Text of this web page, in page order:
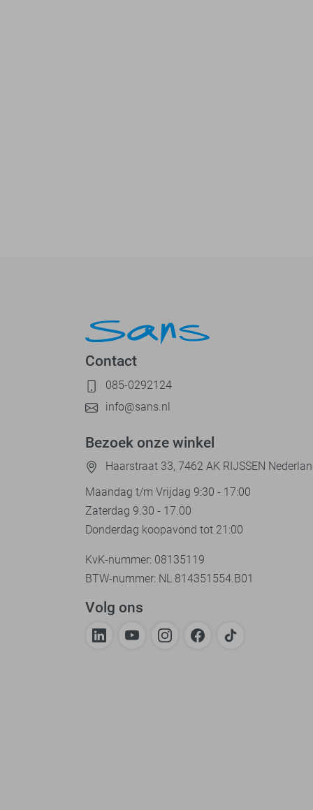
Contact
085-0292124
info@sans.nl
Bezoek onze winkel
Haarstraat 33, 7462 AK RIJSSEN
Maandag t/m Vrijdag 9:30 - 17:00
Zaterdag 9.30 - 17.00
Donderdag koopavond tot 21:00
KvK-nummer: 08135119
BTW-nummer: NL 814351554.B01
Volg ons